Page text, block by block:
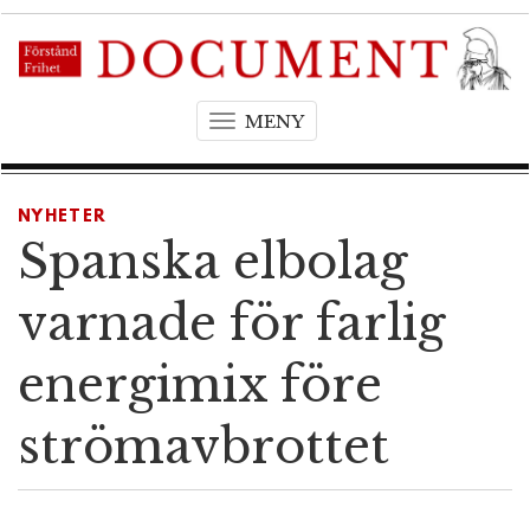
MENYT
g
e
a
i
g
a
i
NYHETER
Spanska elbolag
varnade för farlig
energimix före
strömavbrottet